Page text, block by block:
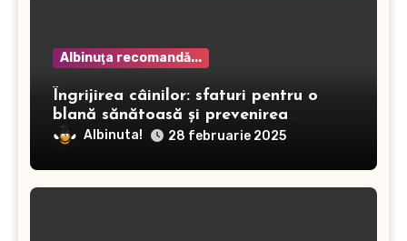
Albinuţa recomandă...
Îngrijirea câinilor: sfaturi pentru o
blană sănătoasă și prevenirea
dermatitei
Albinuta! 28 februarie 2025